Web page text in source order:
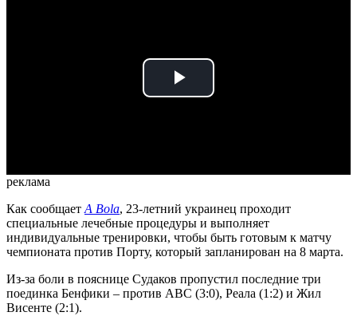
Play
реклама
Как сообщаетA Bola, 23-летний украинец проходит
специальные лечебные процедуры и выполняет
индивидуальные тренировки, чтобы быть готовым к матчу
чемпионата против Порту, который запланирован на 8 марта.
Из-за боли в пояснице Судаков пропустил последние три
поединка Бенфики – против АВС (3:0), Реала (1:2) и Жил
Висенте (2:1).